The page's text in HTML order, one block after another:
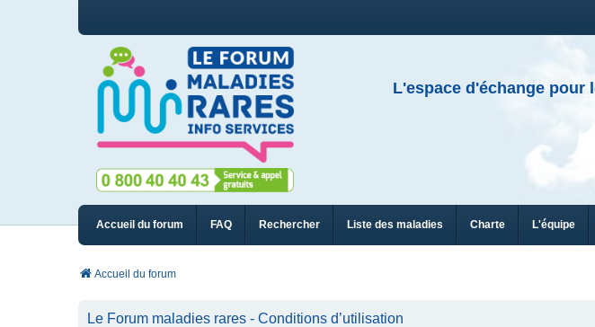
L'espace d'échange pour
Accueil du forum FAQ Rechercher Liste des maladies Charte L'équipe
Accueil du forum
Le Forum maladies rares - Conditions d’utilisation